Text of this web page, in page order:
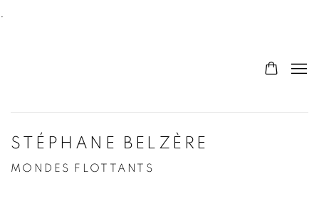
.
STÉPHANE BELZÈRE
MONDES FLOTTANTS